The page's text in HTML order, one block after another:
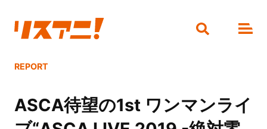
REPORT
ASCA待望の1st ワンマンライ